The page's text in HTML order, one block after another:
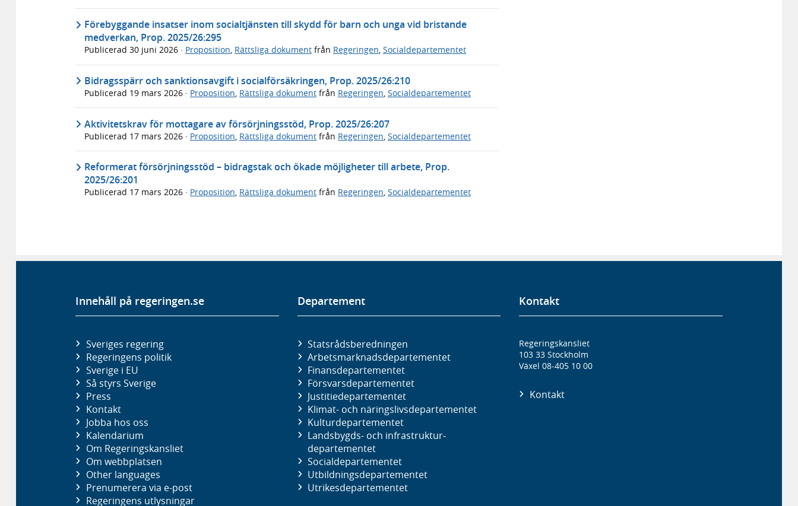
Förebyggande insatser inom socialtjänsten till skydd för barn och unga vid bristande
medverkan, Prop. 2025/26:295
Publicerad 30 juni 2026 · Proposition, Rättsliga dokument från Regeringen, Socialdepartementet
Bidragsspärr och sanktionsavgift i socialförsäkringen, Prop. 2025/26:210
Publicerad 19 mars 2026 · Proposition, Rättsliga dokument från Regeringen, Socialdepartementet
Aktivitetskrav för mottagare av försörjningsstöd, Prop. 2025/26:207
Publicerad 17 mars 2026 · Proposition Rättsliga dokument från Regeringen Socialdepartementet
Reformerat försörjningsstöd – bidragstak och ökade möjligheter till arbete, Prop.
2025/26:201
Publicerad 17 mars 2026 · Proposition, Rättsliga dokument från Regeringen, Socialdepartementet
Innehåll på regeringen.se
Sveriges regering
Regeringens politik
Sverige i EU
Så styrs Sverige
Press
Kontakt
Jobba hos oss
Kalendarium
Om Regeringskansliet
Om webbplatsen
Other languages
Prenumerera via e-post
Regeringens utlysningar
Departement
Statsrådsberedningen
Arbetsmarknads­departementet
Finans­departementet
Försvars­departementet
Justitie­departementet
Klimat- och näringslivs­departementet
Kultur­departementet
Landsbygds- och infrastruktur­
departementet
Social­departementet
Utbildnings­departementet
Utrikes­departementet
Kontakt
Regeringskansliet
103 33 Stockholm
Växel 08-405 10 00
Kontakt